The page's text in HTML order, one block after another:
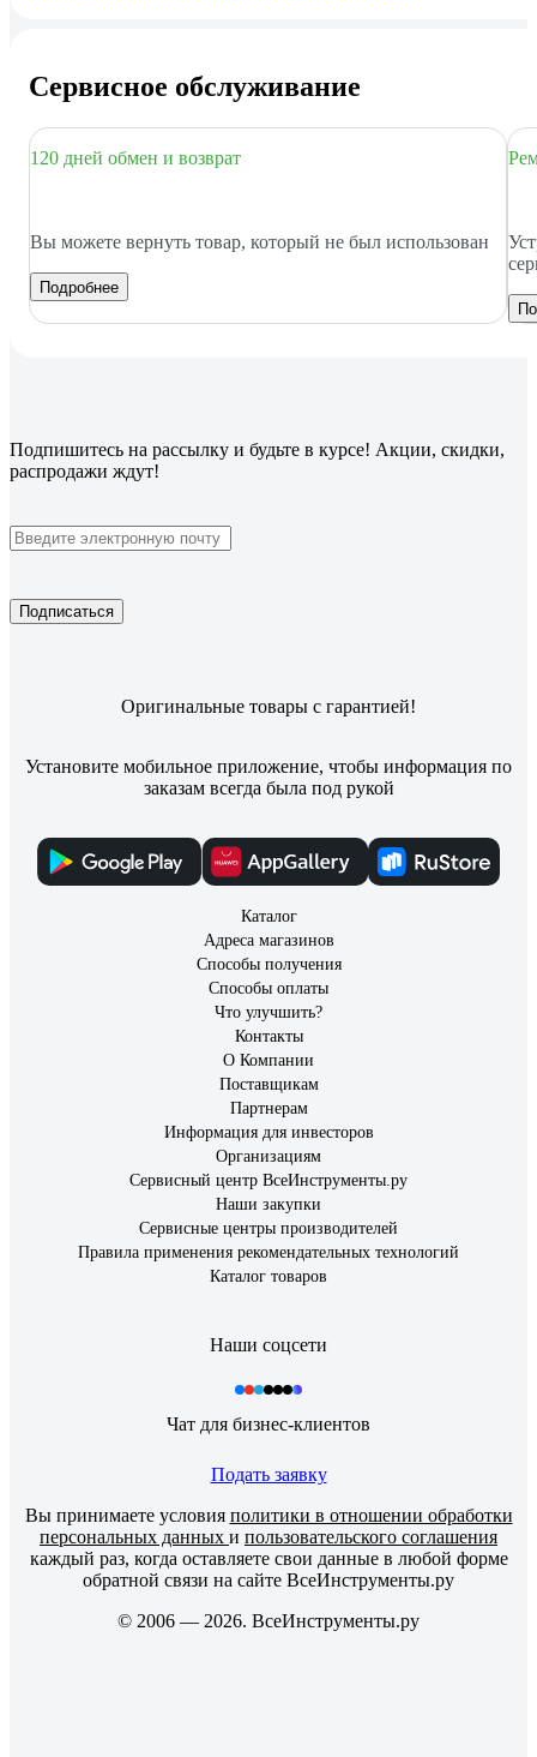
Сервисное обслуживание
120 дней обмен и возврат
Вы можете вернуть товар, который не был использован
Подробнее
Подпишитесь на рассылку и будьте в курсе! Акции, скидки,
распродажи ждут!
Подписаться
Оригинальные товары с гарантией!
Установите мобильное приложение, чтобы информация по
заказам всегда была под рукой
Каталог
Адреса магазинов
Способы получения
Способы оплаты
Что улучшить?
Контакты
О Компании
Поставщикам
Партнерам
Информация для инвесторов
Организациям
Сервисный центр ВсеИнструменты.ру
Наши закупки
Сервисные центры производителей
Правила применения рекомендательных технологий
Каталог товаров
Наши соцсети
Чат для бизнес-клиентов
Подать заявку
Вы принимаете условия политики в отношении обработки
персональных данных и пользовательского соглашения
каждый раз, когда оставляете свои данные в любой форме
обратной связи на сайте ВсеИнструменты.ру
© 2006 — 2026. ВсеИнструменты.ру